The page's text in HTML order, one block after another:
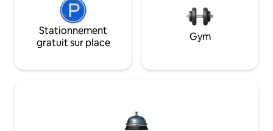
Stationnement
gratuit sur place
Gym